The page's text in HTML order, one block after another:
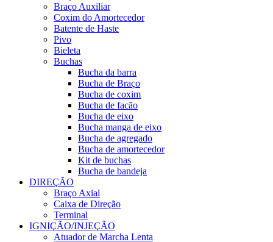
Braço Auxiliar
Coxim do Amortecedor
Batente de Haste
Pivo
Bieleta
Buchas
Bucha da barra
Bucha de Braço
Bucha de coxim
Bucha de facão
Bucha de eixo
Bucha manga de eixo
Bucha de agregado
Bucha de amortecedor
Kit de buchas
Bucha de bandeja
DIREÇÃO
Braço Axial
Caixa de Direção
Terminal
IGNIÇÃO/INJEÇÃO
Atuador de Marcha Lenta